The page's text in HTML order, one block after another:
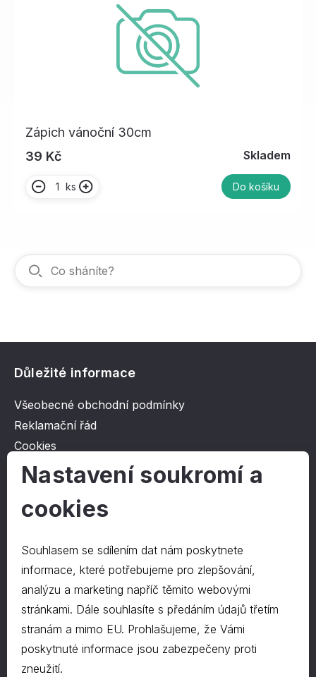
Zápich vánoční 30cm
39 Kč
Skladem
ks Do košíku
Důležité informace
Všeobecné obchodní podmínky
Reklamační řád
Cookies
Ochrana osobních údajů
O společnosti
Kontakt
O nás
Kontakty
577 222 666
©2024 PD-HRAPA s.r.o.
Nastavení soukromí a
cookies
Souhlasem se sdílením dat nám poskytnete
informace, které potřebujeme pro zlepšování,
analýzu a marketing napříč těmito webovými
stránkami. Dále souhlasíte s předáním údajů třetím
stranám a mimo EU. Prohlašujeme, že Vámi
poskytnuté informace jsou zabezpečeny proti
zneužití.